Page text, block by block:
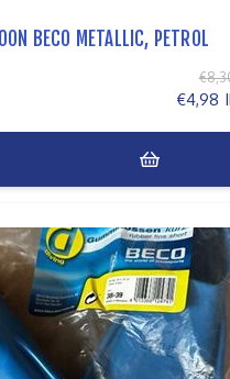
BECO METALLIC, PETROL
€4,98